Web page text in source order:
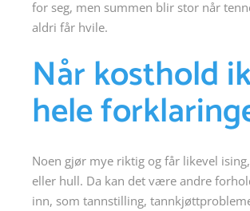
for seg, men summen blir stor når
aldri får hvile.
Når kosthold
hele
Noen gjør mye riktig og får likevel
eller hull. Da kan det være andre
inn, som tannstilling,